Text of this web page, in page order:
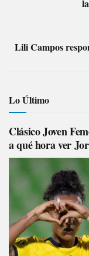
Lili Campos
Lo Último
Clásico Joven
a qué hora ver